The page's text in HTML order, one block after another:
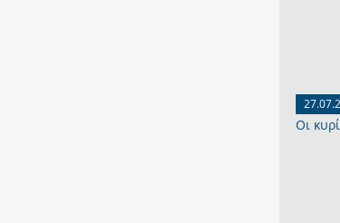
Οι